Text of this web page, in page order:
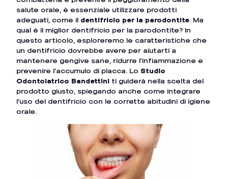
salute orale, è essenziale utilizzare prodotti
adeguati, come il dentifricio per la parodontite. Ma
qual è il miglior dentifricio per la parodontite? In
questo articolo, esploreremo le caratteristiche che
un dentifricio dovrebbe avere per aiutarti a
mantenere gengive sane, ridurre l’infiammazione e
prevenire l’accumulo di placca. Lo Studio
Odontoiatrico Bandettini ti guiderà nella scelta del
prodotto giusto, spiegando anche come integrare
l’uso del dentifricio con le corrette abitudini di igiene
orale.